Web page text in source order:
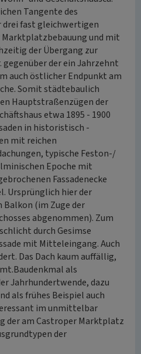
Tangente des
fast gleichwertigen
Marktplatzbebauung und mit
der Übergang zur
der ein Jahrzehnt
auch östlicher Endpunkt am
Somit städtebaulich
Hauptstraßenzügen der
etwa 1895 - 1900
in historistisch -
mit reichen
typische Feston-/
Epoche mit
Fassadenecke
Ursprünglich hier der
(im Zuge der
abgenommen). Zum
durch Gesimse
mit Mitteleingang. Auch
Das Dach kaum auffällig,
als
Jahrhundertwende, dazu
als frühes Beispiel auch
im unmittelbar
der am Castroper Marktplatz
der